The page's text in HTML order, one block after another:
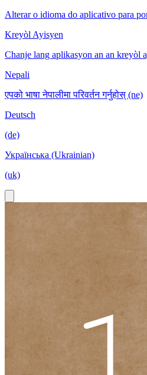
Alterar o idioma do aplicativo para
Kreyòl Ayisyen
Chanje lang aplikasyon an an kreyòl
Nepali
एपको भाषा नेपालीमा परिवर्तन गर्नुहोस् (ne)
Deutsch
(de)
Українська (Ukrainian)
(uk)